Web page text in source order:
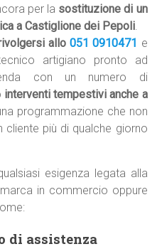
per la sostituzione di un
a Castiglione dei Pepoli.
allo051 0910471 e
artigiano pronto ad
con un numero di
interventi tempestivi anche a
programmazione che non
più di qualche giorno
esigenza legata alla
in commercio oppure
di assistenza